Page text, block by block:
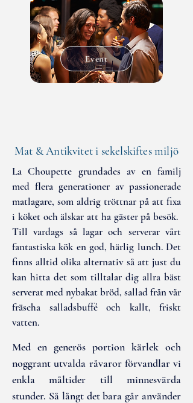
Event
Mat & Antikvitet i sekelskiftes miljö
La Choupette grundades av en familj
med flera generationer av passionerade
matlagare, som aldrig tröttnar på att fixa
i köket och älskar att ha gäster på besök. ​
Till vardags så lagar och serverar vårt
fantastiska kök en god, härlig lunch. Det
finns alltid olika alternativ så att just du
kan hitta det som tilltalar dig allra bäst
serverat med nybakat bröd, sallad från vår
fräscha salladsbuffé och kallt, friskt
vatten.
Med en generös portion kärlek och
noggrant utvalda råvaror förvandlar vi
enkla måltider till minnesvärda
stunder. Så långt det bara går använder